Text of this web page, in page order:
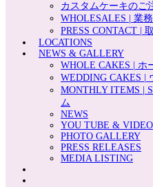
カスタムケーキのご
WHOLESALES | 業
PRESS CONTACT |
LOCATIONS
NEWS & GALLERY
WHOLE CAKES | ホ
WEDDING CAKES |
MONTHLY ITEMS |
ム
NEWS
YOU TUBE & VIDEO
PHOTO GALLERY
PRESS RELEASES
MEDIA LISTING